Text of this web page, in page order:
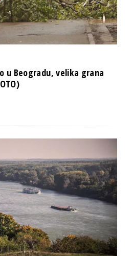
u Beogradu, velika grana